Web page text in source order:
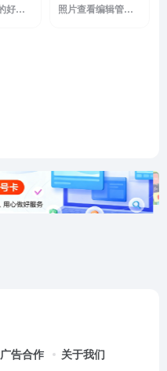
你来了，你的好奇心驱使你来到了这里。这里是《迷室》
照片查看编辑管理工具
广告合作 关于我们